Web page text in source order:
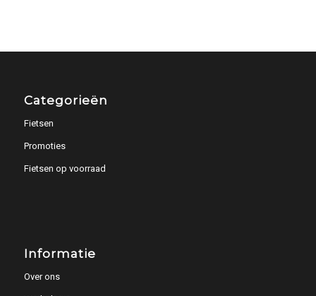
Categorieën
Fietsen
Promoties
Fietsen op voorraad
Informatie
Over ons